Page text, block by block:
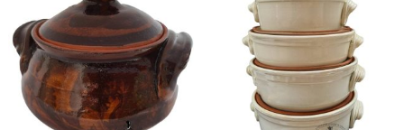
The
options
may
be
chosen
on